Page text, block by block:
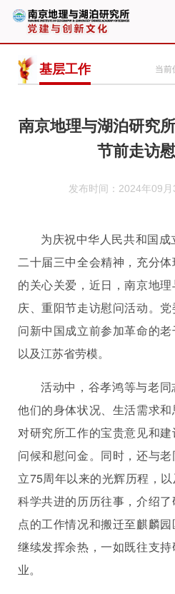
基层工作 当前
南京地理与湖泊研究
节前走访
发布时间：2024年09月
为庆祝中华人民共和国成
二十届三中全会精神，充分
的关心关爱，近日，南京地
庆、重阳节走访慰问活动。
问新中国成立前参加革命的
以及江苏省劳模。
活动中，谷孝鸿等与老
他们的身体状况、生活需求
对研究所工作的宝贵意见和
问候和慰问金。同时，还与
立75周年以来的光辉历程，
科学共进的历历往事，介绍
点的工作情况和搬迁至麒麟
继续发挥余热，一如既往支
业。